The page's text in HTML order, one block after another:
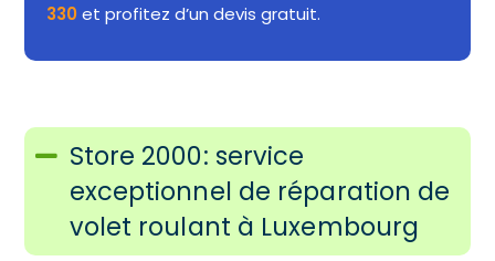
330 et profitez d’un devis gratuit.
Store 2000: service
exceptionnel de réparation de
volet roulant à Luxembourg